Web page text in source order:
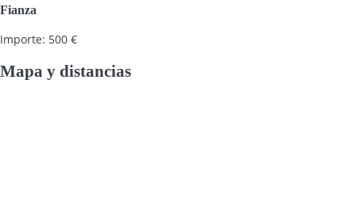
Fianza
Importe: 500 €
Mapa y distancias